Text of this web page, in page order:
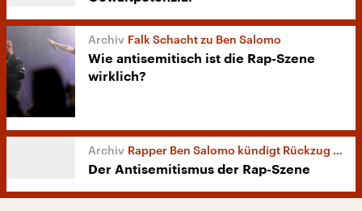
Falk Schacht zu Ben Salomo
Wie antisemitisch ist die Rap-Szene
wirklich?
Rapper Ben Salomo kündigt Rückzug an
Der Antisemitismus der Rap-Szene